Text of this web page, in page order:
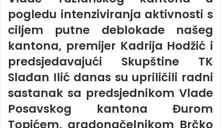
pogledu intenziviranja aktivnosti s
ciljem putne deblokade našeg
kantona, premijer Kadrija Hodžić i
predsjedavajući Skupštine TK
Slađan Ilić danas su upriličili radni
sastanak sa predsjednikom Vlade
Posavskog kantona Đurom
Topićem, gradonačelnikom Brčko